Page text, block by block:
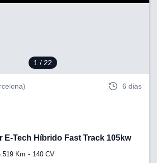
1 / 22
6 dias
E-Tech Híbrido Fast Track 105kw
Km 140 CV